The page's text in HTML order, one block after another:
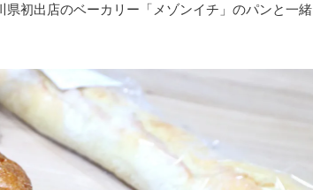
初出店のベーカリー「メゾンイチ」のパンと一緒